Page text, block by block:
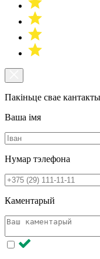
Пакіньце свае
Ваша імя
Нумар тэлефона
Каментарый